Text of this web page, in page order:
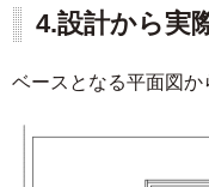
4.設計から実
ベースとなる平面図か